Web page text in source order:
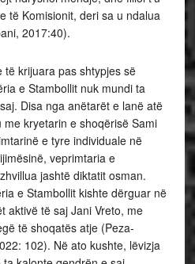
të Komisionit, deri sa u ndalua
2017:40).
krijuara pas shtypjes së
e Stambollit nuk mundi ta
Disa nga anëtarët e lanë atë
kryetarin e shoqërisë Sami
e tyre individuale në
veprimtaria e
jashtë diktatit osman.
e Stambollit kishte dërguar në
aktivë të saj Jani Vreto, me
të shoqatës atje (Peza-
102). Në ato kushte, lëvizja